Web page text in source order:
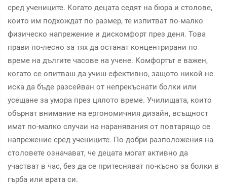
сред учениците. Когато децата седят на бюра и столове,
които им подхождат по размер, те изпитват по-малко
физическо напрежение и дискомфорт през деня. Това
прави по-лесно за тях да останат концентрирани по
време на дългите часове на учене. Комфортът е важен,
когато се опитваш да учиш ефективно, защото никой не
иска да бъде разсейван от непрекъснати болки или
усещане за умора през цялото време. Училищата, които
обърнат внимание на ергономичния дизайн, всъщност
имат по-малко случаи на наранявания от повтарящо се
напрежение сред учениците. По-добри разположения на
столовете означават, че децата могат активно да
участват в час, без да се притесняват по-късно за болки в
гърба или врата си.